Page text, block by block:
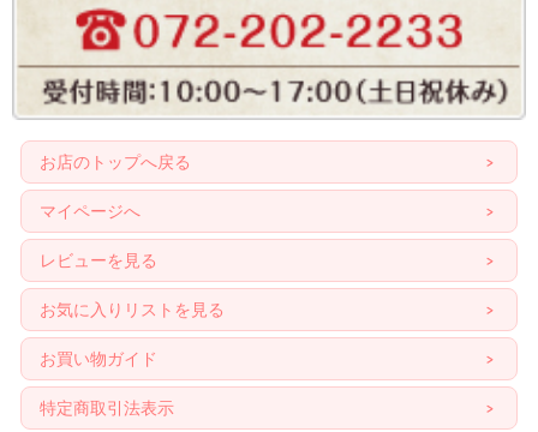
お店のトップへ戻る
マイページへ
レビューを見る
お気に入りリストを見る
お買い物ガイド
特定商取引法表示